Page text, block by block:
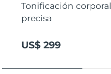
Tonificación corporal
precisa
US$ 299